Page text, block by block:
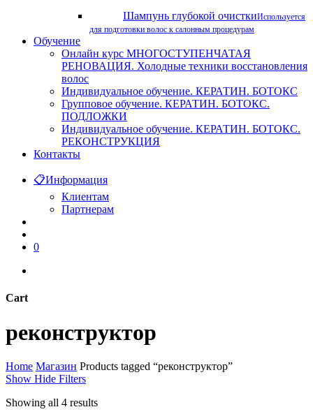
Шампунь глубокой очисткиИспользуется
для подготовки волос к салонным процедурам
Обучение
Онлайн курс МНОГОСТУПЕНЧАТАЯ
РЕНОВАЦИЯ. Холодные техники восстановления
волос
Индивидуальное обучение. КЕРАТИН. БОТОКС
Групповое обучение. КЕРАТИН. БОТОКС.
ПОДЛОЖКИ
Индивидуальное обучение. КЕРАТИН. БОТОКС.
РЕКОНСТРУКЦИЯ
Контакты
📋Информация
Клиентам
Партнерам
0
Cart
Cart
реконструктор
Home Магазин Products tagged “реконструктор”
Show Hide Filters
Showing all 4 results